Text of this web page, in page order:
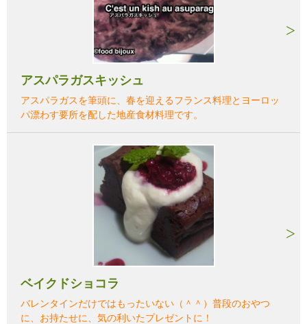
アスパラガスキッシュ
アスパラガスを筆頭に、春を迎えるフランス料理とヨーロッ
パ漂わす要所を配した地産食材料理です。
ベイクドショコラ
バレンタインだけではもったいない（＾＾）普段のおやつ
に、お持たせに、気の利いたプレゼントに！